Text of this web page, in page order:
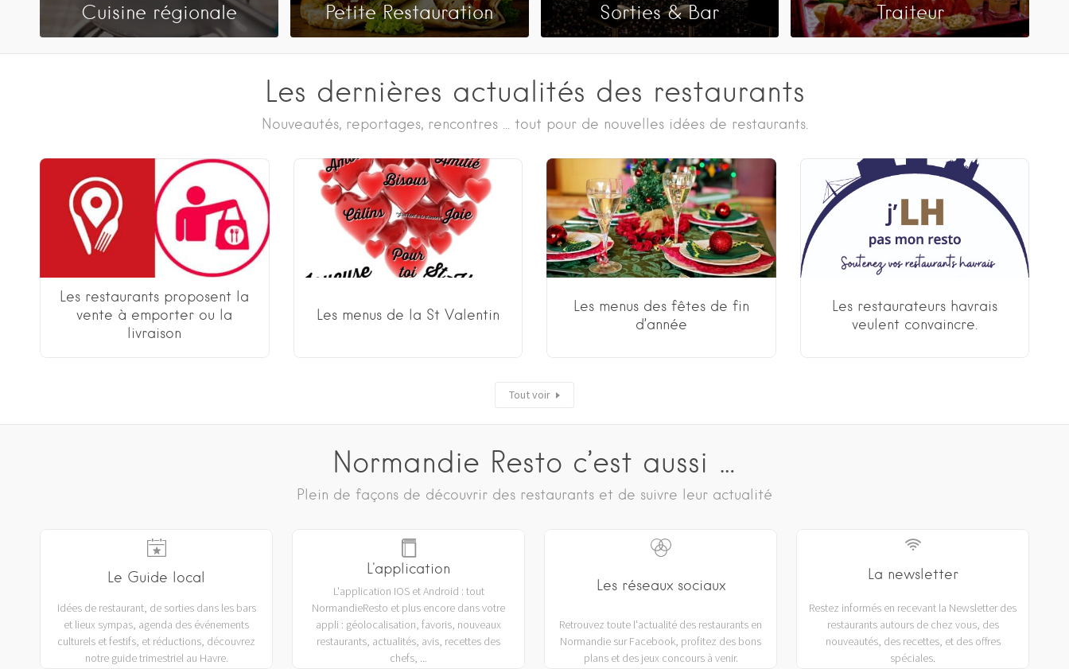
Cuisine régionale Petite Restauration Sorties & Bar Traiteur
Les dernières actualités des restaurants
Nouveautés, reportages, rencontres ... tout pour de nouvelles idées de restaurants.
Les restaurants proposent la
vente à emporter ou la
livraison
Les menus de la St Valentin
Les menus des fêtes de fin
d’année
Les restaurateurs havrais
veulent convaincre.
Tout voir
Normandie Resto c’est aussi …
Plein de façons de découvrir des restaurants et de suivre leur actualité
Le Guide local
Idées de restaurant, de sorties dans les bars
et lieux sympas, agenda des événements
culturels et festifs, et réductions, découvrez
notre guide trimestriel au Havre.
L'application
L'application IOS et Android : tout
NormandieResto et plus encore dans votre
appli : géolocalisation, favoris, nouveaux
restaurants, actualités, avis, recettes des
chefs, ...
Les réseaux sociaux
Retrouvez toute l'actualité des restaurants en
Normandie sur Facebook, profitez des bons
plans et des jeux concours à venir.
La newsletter
Restez informés en recevant la Newsletter des
restaurants autours de chez vous, des
nouveautés, des recettes, et des offres
spéciales.